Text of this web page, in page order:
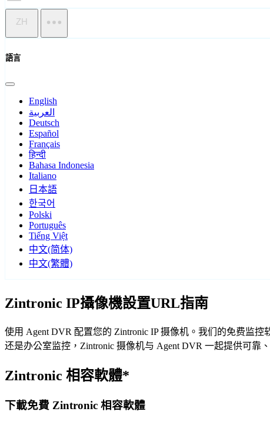
ZH
語言
English
العربية
Deutsch
Español
Français
हिन्दी
Bahasa Indonesia
Italiano
日本語
한국어
Polski
Português
Tiếng Việt
中文(简体)
中文(繁體)
Zintronic IP攝像機設置URL指南
使用 Agent DVR 配置您的 Zintronic IP 摄像机。我们的免费监
还是办公室监控，Zintronic 摄像机与 Agent DVR 一起提供可靠
Zintronic 相容軟體*
下載免費 Zintronic 相容軟體